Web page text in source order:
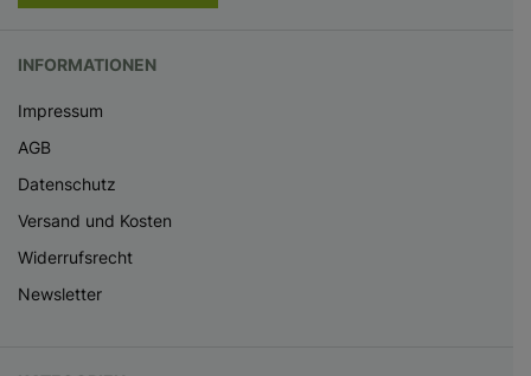
INFORMATIONEN
Impressum
AGB
Datenschutz
Versand und Kosten
Widerrufsrecht
Newsletter